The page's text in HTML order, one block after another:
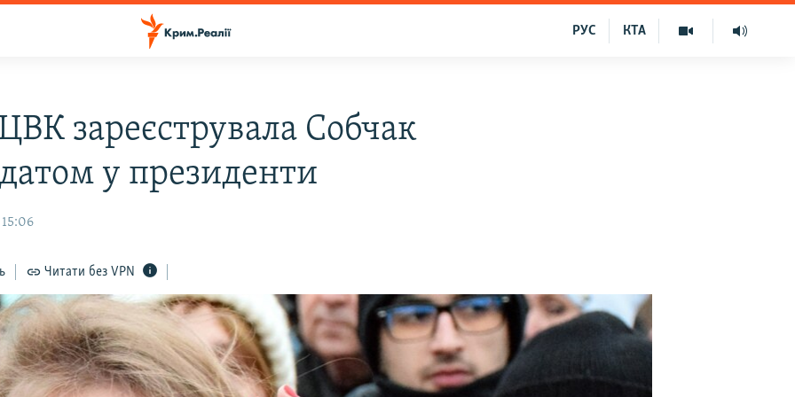
КТА
РУС
зареєструвала Собчак
у президенти
15:06
Читати без VPN